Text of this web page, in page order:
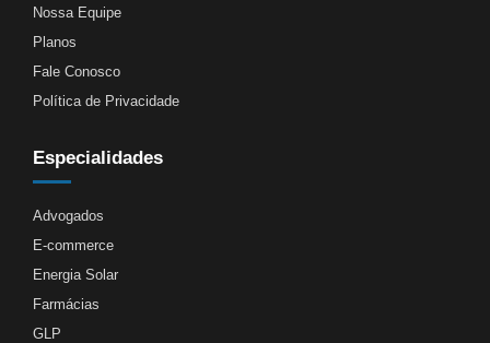
Nossa Equipe
Planos
Fale Conosco
Política de Privacidade
Especialidades
Advogados
E-commerce
Energia Solar
Farmácias
GLP